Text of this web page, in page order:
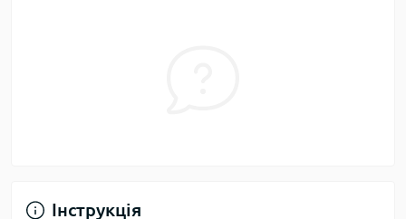
Інструкція